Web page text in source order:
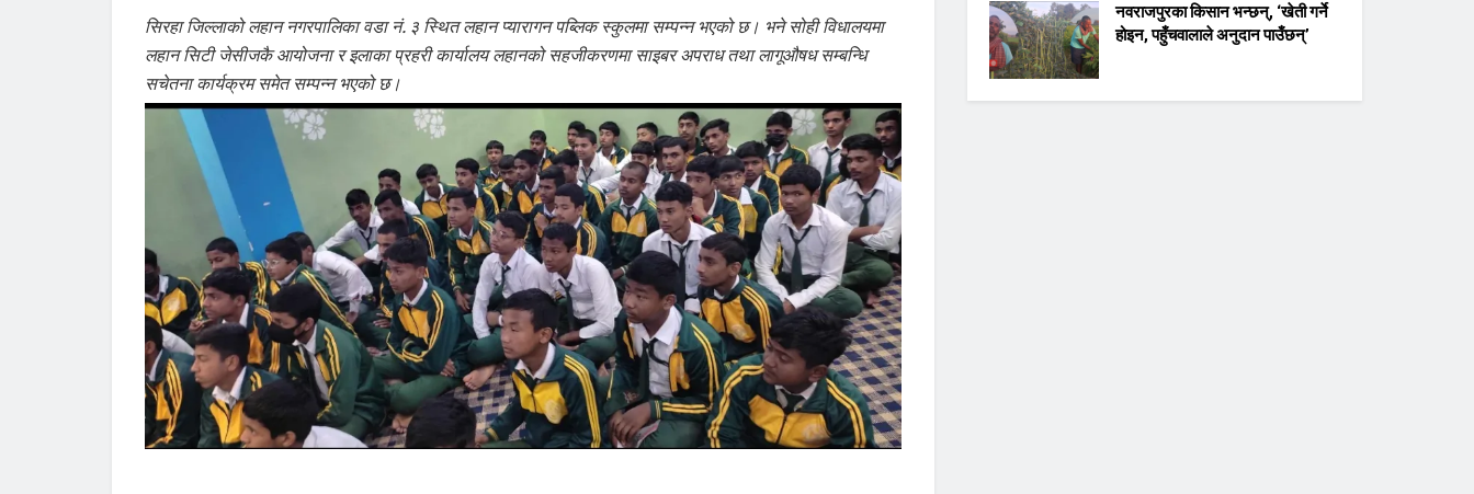
सिरहा जिल्लाको लहान नगरपालिका वडा नं. ३ स्थित लहान प्यारागन पब्लिक स्कुलमा सम्पन्न भएको छ। भने सोही विधालयमा
लहान सिटी जेसीजकै आयोजना र इलाका प्रहरी कार्यालय लहानको सहजीकरणमा साइबर अपराध तथा लागूऔषध सम्बन्धि
सचेतना कार्यक्रम समेत सम्पन्न भएको छ।
नवराजपुरका किसान भन्छन्, ‘खेती गर्ने
होइन, पहुँचवालाले अनुदान पाउँछन्’